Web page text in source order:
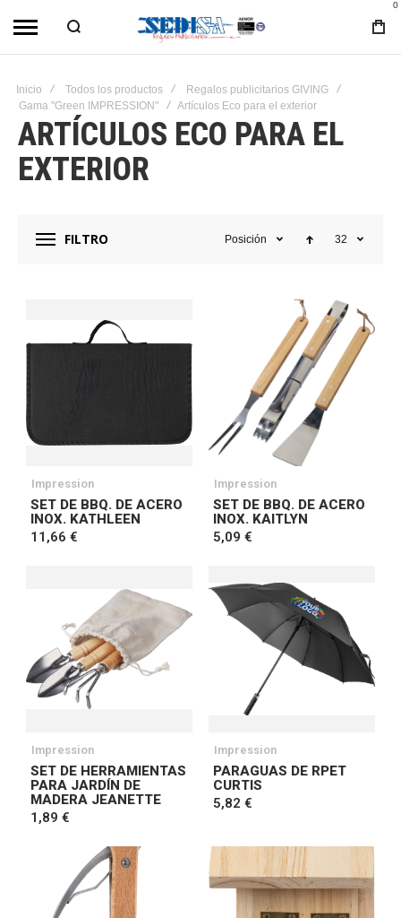
0
Inicio Todos los productos
Regalos publicitarios GIVING
Gama "Green IMPRESSION"
Artículos Eco para el exterior
ARTÍCULOS ECO PARA EL
EXTERIOR
FILTRO Posición 32
Impression
SET DE BBQ. DE ACERO
INOX. KATHLEEN
11,66 €
Impression
SET DE BBQ. DE ACERO
INOX. KAITLYN
5,09 €
Impression
SET DE HERRAMIENTAS
PARA JARDÍN DE
MADERA JEANETTE
1,89 €
Impression
PARAGUAS DE RPET
CURTIS
5,82 €